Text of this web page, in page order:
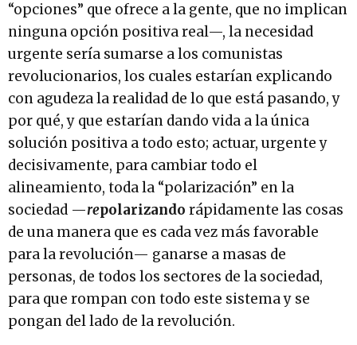
“opciones” que ofrece a la gente, que no implican
ninguna opción positiva real—, la necesidad
urgente sería sumarse a los comunistas
revolucionarios, los cuales estarían explicando
con agudeza la realidad de lo que está pasando, y
por qué, y que estarían dando vida a la única
solución positiva a todo esto; actuar, urgente y
decisivamente, para cambiar todo el
alineamiento, toda la “polarización” en la
sociedad —repolarizando rápidamente las cosas
de una manera que es cada vez más favorable
para la revolución— ganarse a masas de
personas, de todos los sectores de la sociedad,
para que rompan con todo este sistema y se
pongan del lado de la revolución.